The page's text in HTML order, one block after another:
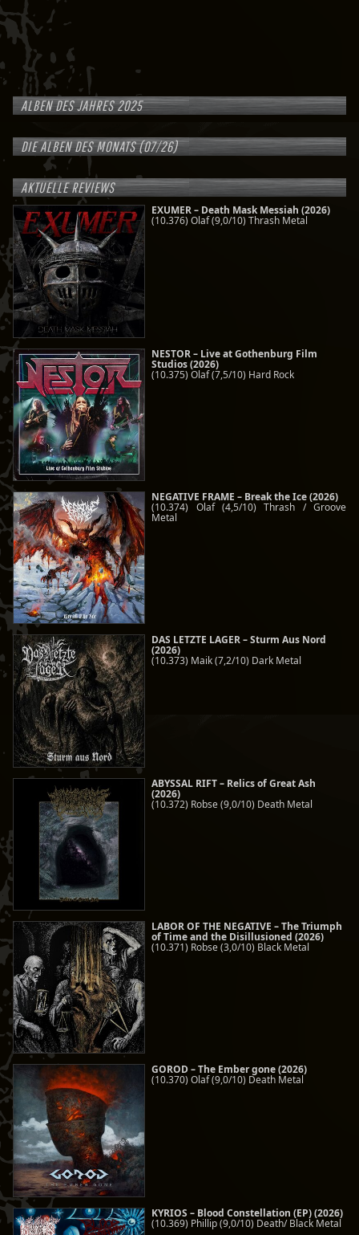
ALBEN DES JAHRES 2025
DIE ALBEN DES MONATS (07/26)
AKTUELLE REVIEWS
EXUMER – Death Mask Messiah (2026)
(10.376) Olaf (9,0/10) Thrash Metal
NESTOR – Live at Gothenburg Film
Studios (2026)
(10.375) Olaf (7,5/10) Hard Rock
NEGATIVE FRAME – Break the Ice (2026)
(10.374) Olaf (4,5/10) Thrash / Groove
Metal
DAS LETZTE LAGER – Sturm Aus Nord
(2026)
(10.373) Maik (7,2/10) Dark Metal
ABYSSAL RIFT – Relics of Great Ash
(2026)
(10.372) Robse (9,0/10) Death Metal
LABOR OF THE NEGATIVE – The Triumph
of Time and the Disillusioned (2026)
(10.371) Robse (3,0/10) Black Metal
GOROD – The Ember gone (2026)
(10.370) Olaf (9,0/10) Death Metal
KYRIOS – Blood Constellation (EP) (2026)
(10.369) Phillip (9,0/10) Death/ Black Metal